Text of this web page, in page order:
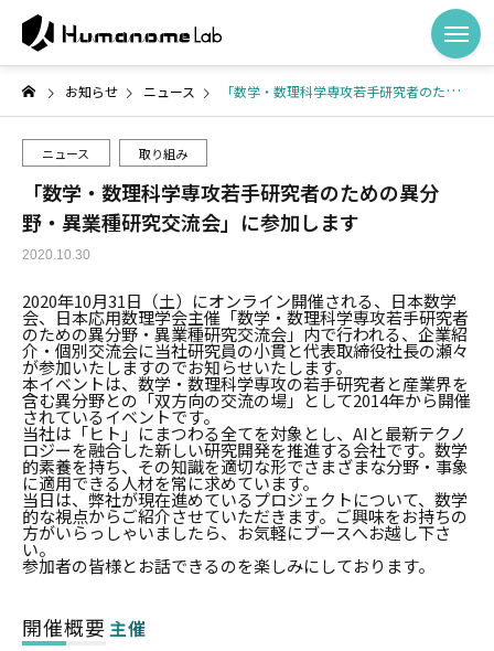
お知らせ ニュース 「数学・数理科学専攻若手研究者のための異分野・異業種研究交流会」に参加します
ニュース 取り組み
「数学・数理科学専攻若手研究者のための異分
野・異業種研究交流会」に参加します
2020.10.30
2020年10月31日（土）にオンライン開催される、日本数学
会、日本応用数理学会主催「数学・数理科学専攻若手研究者
のための異分野・異業種研究交流会」内で行われる、企業紹
介・個別交流会に当社研究員の小貫と代表取締役社長の瀬々
が参加いたしますのでお知らせいたします。
本イベントは、数学・数理科学専攻の若手研究者と産業界を
含む異分野との「双方向の交流の場」として2014年から開催
されているイベントです。
当社は「ヒト」にまつわる全てを対象とし、AIと最新テクノ
ロジーを融合した新しい研究開発を推進する会社です。数学
的素養を持ち、その知識を適切な形でさまざまな分野・事象
に適用できる人材を常に求めています。
当日は、弊社が現在進めているプロジェクトについて、数学
的な視点からご紹介させていただきます。ご興味をお持ちの
方がいらっしゃいましたら、お気軽にブースへお越し下さ
い。
参加者の皆様とお話できるのを楽しみにしております。
開催概要 主催